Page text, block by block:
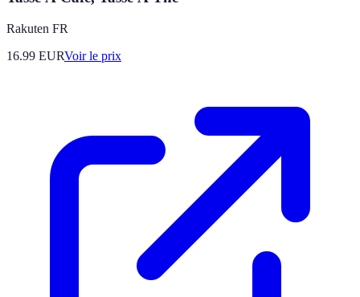
Rakuten FR
16.99 EURVoir le prix